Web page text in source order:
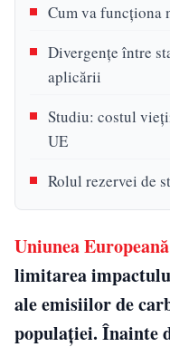
Cum va funcționa
Divergențe între
aplicării
Studiu: costul
UE
Rolul rezervei de
Uniunea Europeană
limitarea
ale emisiilor de
populației. Înainte